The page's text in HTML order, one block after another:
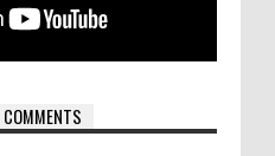
COMMENTS